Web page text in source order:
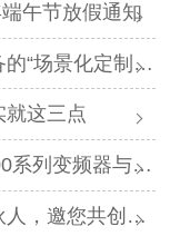
午节放假通知
”，才是破局关键
这三点
直机的“长情陪伴”！
邀您共创事业